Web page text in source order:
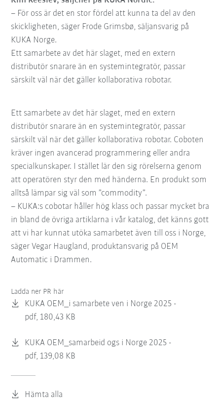
– För oss är det en stor fördel att kunna ta del av den
skickligheten, säger Frode Grimsbø, säljansvarig på
KUKA Norge.
Ett samarbete av det här slaget, med en extern
distributör snarare än en systemintegratör, passar
särskilt väl när det gäller kollaborativa robotar.
Ett samarbete av det här slaget, med en extern
distributör snarare än en systemintegratör, passar
särskilt väl när det gäller kollaborativa robotar. Coboten
kräver ingen avancerad programmering eller andra
specialkunskaper. I stället lär den sig rörelserna genom
att operatören styr den med händerna. En produkt som
alltså lämpar sig väl som ”commodity”.
– KUKA:s cobotar håller hög klass och passar mycket bra
in bland de övriga artiklarna i vår katalog, det känns gott
att vi har kunnat utöka samarbetet även till oss i Norge,
säger Vegar Haugland, produktansvarig på OEM
Automatic i Drammen.
Ladda ner PR här
KUKA OEM_i samarbete ven i Norge 2025 -
pdf, 180,43 KB
KUKA OEM_samarbeid ogs i Norge 2025 -
pdf, 139,08 KB
Hämta alla